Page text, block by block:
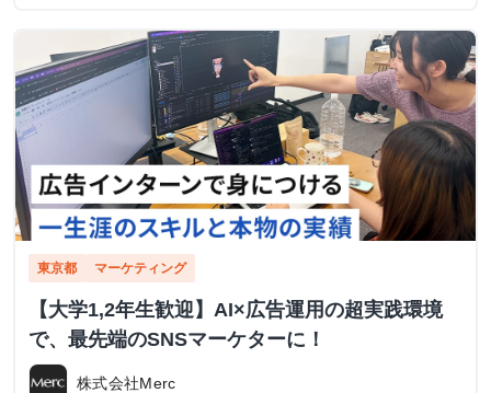
東京都 マーケティング
【大学1,2年生歓迎】AI×広告運用の超実践環境
で、最先端のSNSマーケターに！
株式会社Merc